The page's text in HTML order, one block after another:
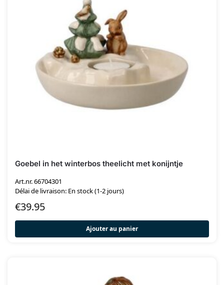
Goebel in het winterbos theelicht met konijntje
Art.nr. 66704301
Délai de livraison: En stock (1-2 jours)
€39.95
Ajouter au panier